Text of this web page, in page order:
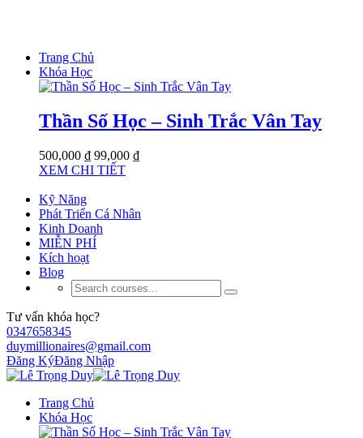
Trang Chủ
Khóa Học
Thần Số Học – Sinh Trắc Vân Tay
500,000 ₫ 99,000 ₫
XEM CHI TIẾT
Kỹ Năng
Phát Triển Cá Nhân
Kinh Doanh
MIỄN PHÍ
Kích hoạt
Blog
Tư vấn khóa học?
0347658345
duymillionaires@gmail.com
Đăng KýĐăng Nhập
Trang Chủ
Khóa Học